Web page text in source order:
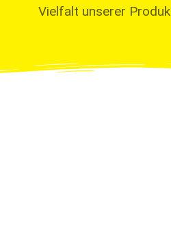
Vielfalt unserer